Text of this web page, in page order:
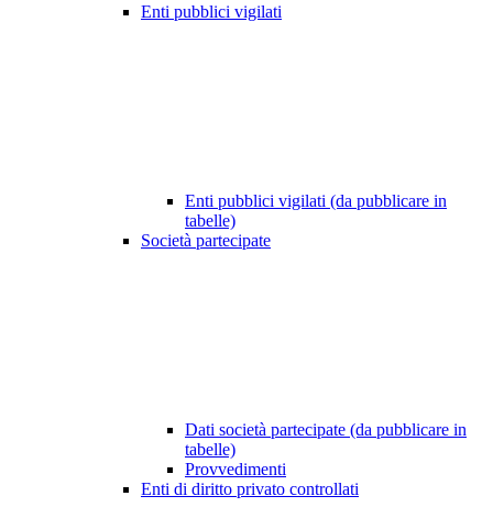
Enti pubblici vigilati
Enti pubblici vigilati (da pubblicare in
tabelle)
Società partecipate
Dati società partecipate (da pubblicare in
tabelle)
Provvedimenti
Enti di diritto privato controllati